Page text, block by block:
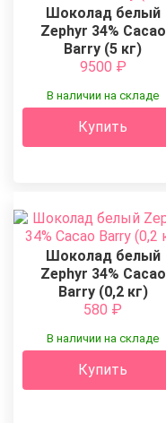
Шоколад белый
Zephyr 34% Cacao
Barry (5 кг)
9500 ₽
В наличии на складе
Купить
Шоколад белый
Zephyr 34% Cacao
Barry (0,2 кг)
580 ₽
В наличии на складе
Купить